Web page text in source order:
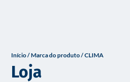
Início/ Marca do produto / CLIMA
Loja